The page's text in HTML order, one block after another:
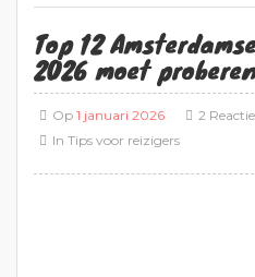
Top 12
2026 moet
Op 1 januari 2026
In Tips voor reizigers
2